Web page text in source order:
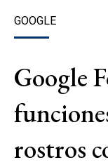
GOOGLE
Google
rostros